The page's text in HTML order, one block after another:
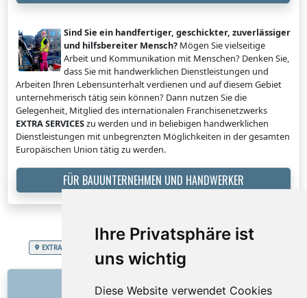
Ihre Privatsphäre ist
uns wichtig
Diese Website verwendet Cookies
Sind Sie ein handfertiger, geschickter, zuverlässiger
und hilfsbereiter Mensch? Mögen Sie vielseitige
Arbeit und Kommunikation mit Menschen? Denken Sie,
dass Sie mit handwerklichen Dienstleistungen und
Arbeiten Ihren Lebensunterhalt verdienen und auf diesem Gebiet
unternehmerisch tätig sein können? Dann nutzen Sie die
Gelegenheit, Mitglied des internationalen Franchisenetzwerks
EXTRA SERVICESzu werden und in beliebigen handwerklichen
Dienstleistungen mit unbegrenzten Möglichkeiten in der gesamten
Europäischen Union tätig zu werden.
FÜR BAUUNTERNEHMEN UND HANDWERKER
EXTRA SERVICES
LINKS